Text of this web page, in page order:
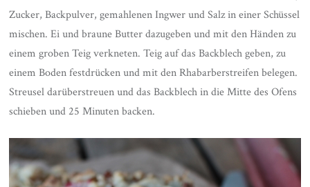
Zucker, Backpulver, gemahlenen Ingwer und Salz in einer Schüssel
mischen. Ei und braune Butter dazugeben und mit den Händen zu
einem groben Teig verkneten. Teig auf das Backblech geben, zu
einem Boden festdrücken und mit den Rhabarberstreifen belegen.
Streusel darüberstreuen und das Backblech in die Mitte des Ofens
schieben und 25 Minuten backen.